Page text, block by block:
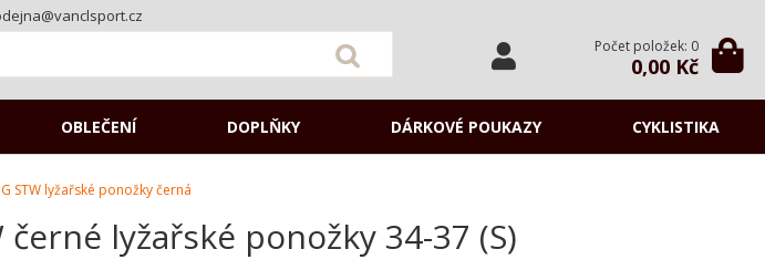
Počet položek: 0
0,00 Kč
OBLEČENÍ DOPLŇKY DÁRKOVÉ POUKAZY CYKLISTIKA
STW lyžařské ponožky černá
černé lyžařské ponožky 34-37 (S)